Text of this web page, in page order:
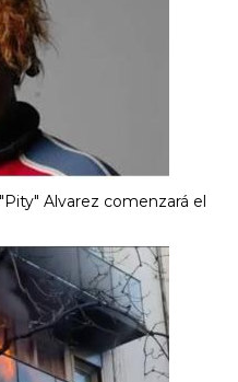
Alvarez comenzará el